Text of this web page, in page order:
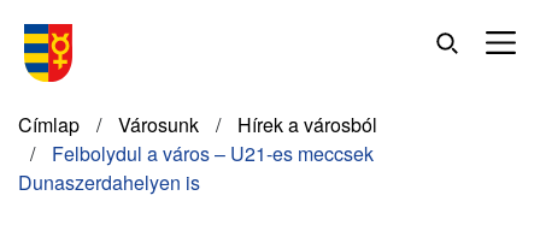
tartalomra
Morzsa
Címlap Városunk
Hírek a városból
Felbolydul a város – U21-es meccsek
Dunaszerdahelyen is